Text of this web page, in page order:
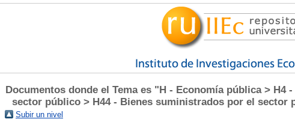
Documentos donde el Tema es "H - Economía pública > H4
sector público > H44 - Bienes suministrados por el sector
Subir un nivel